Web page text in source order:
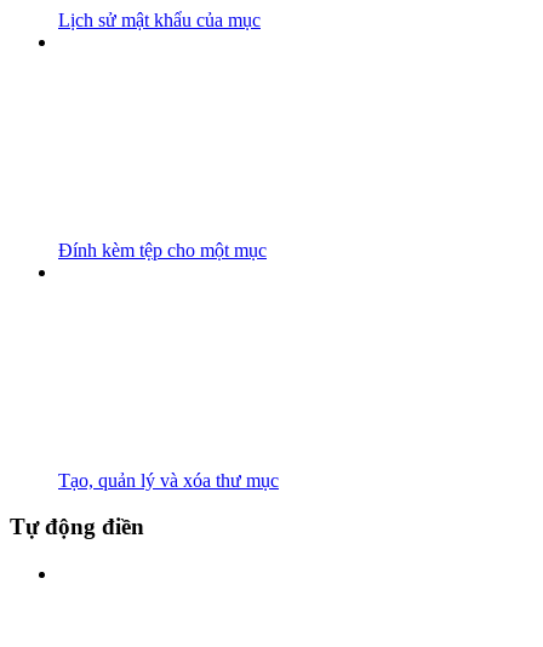
Lịch sử mật khẩu của mục
Đính kèm tệp cho một mục
Tạo, quản lý và xóa thư mục
Tự động điền